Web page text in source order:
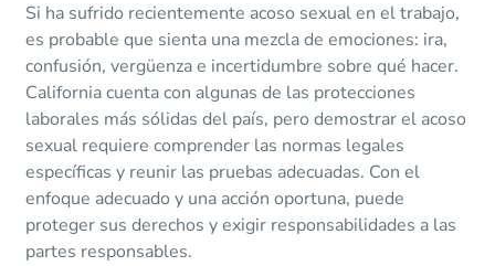
Si ha sufrido recientemente acoso sexual en el trabajo,
es probable que sienta una mezcla de emociones: ira,
confusión, vergüenza e incertidumbre sobre qué hacer.
California cuenta con algunas de las protecciones
laborales más sólidas del país, pero demostrar el acoso
sexual requiere comprender las normas legales
específicas y reunir las pruebas adecuadas. Con el
enfoque adecuado y una acción oportuna, puede
proteger sus derechos y exigir responsabilidades a las
partes responsables.